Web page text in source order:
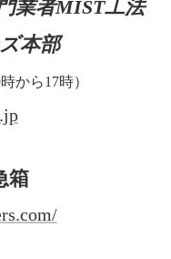
業者MIST工法
本部
から17時）
箱